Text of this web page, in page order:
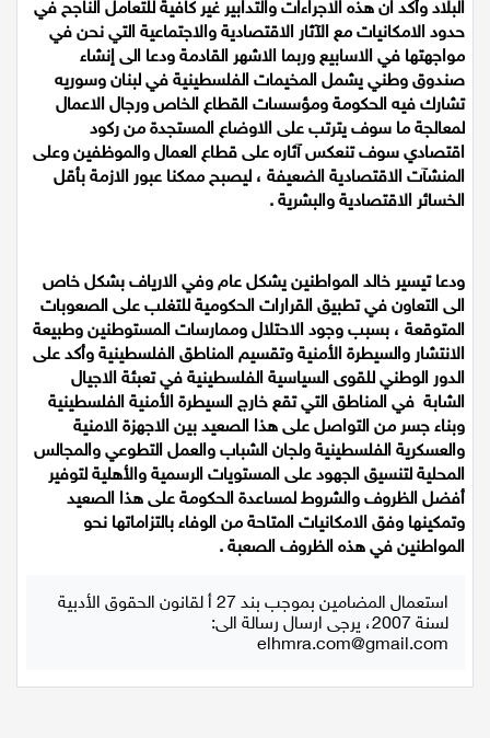
جمال وازياء
تكنولوجيا
فن
ستوديو انتخابات 2022
والتدابير الوقائية رغم قلة الإمكانيات والظروف الصعبة التي تمر بها
البلاد وأكد ان هذه الاجراءات والتدابير غير كافية للتعامل الناجح في
حدود الامكانيات مع الآثار الاقتصادية والاجتماعية التي نحن في
مواجهتها في الاسابيع وربما الاشهر القادمة ودعا الى إنشاء
صندوق وطني يشمل المخيمات الفلسطينية في لبنان وسوريه
تشارك فيه الحكومة ومؤسسات القطاع الخاص ورجال الاعمال
لمعالجة ما سوف يترتب على الاوضاع المستجدة من ركود
اقتصادي سوف تنعكس آثاره على قطاع العمال والموظفين وعلى
المنشآت الاقتصادية الضعيفة ، ليصبح ممكنا عبور الازمة بأقل
ودعا تيسير خالد المواطنين يشكل عام وفي الارياف بشكل خاص
الى التعاون في تطبيق القرارات الحكومية للتغلب على الصعوبات
المتوقعة ، بسبب وجود الاحتلال وممارسات المستوطنين وطبيعة
الانتشار والسيطرة الأمنية وتقسيم المناطق الفلسطينية وأكد على
الدور الوطني للقوى السياسية الفلسطينية في تعبئة الاجيال
الشابة في المناطق التي تقع خارج السيطرة الأمنية الفلسطينية
وبناء جسر من التواصل على هذا الصعيد بين الاجهزة الامنية
والعسكرية الفلسطينية ولجان الشباب والعمل التطوعي والمجالس
المحلية لتنسيق الجهود على المستويات الرسمية والأهلية لتوفير
أفضل الظروف والشروط لمساعدة الحكومة على هذا الصعيد
وتمكينها وفق الامكانيات المتاحة من الوفاء بالتزاماتها نحو
استعمال المضامين بموجب بند 27 أ لقانون الحقوق الأدبية
لسنة 2007، يرجى ارسال رسالة الى: